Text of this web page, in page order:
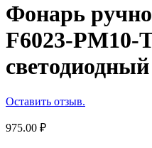
Фонарь
F6023-PM10-
светодиодный
Оставить отзыв.
975.00 ₽